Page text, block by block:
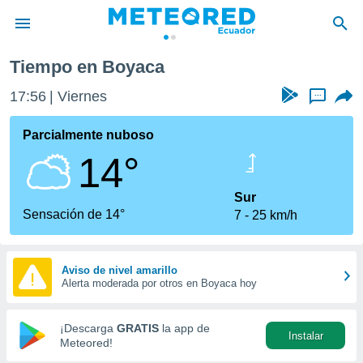
de
ha
que se
calidad.
a este
las
y
forma
digital
basada
Tiempo en Boyaca
17:56 Viernes ...
Parcialmente nuboso
14°
Sensación de 14°
Sur
7
25 km/h
Aviso de nivel amarillo
Alerta moderada por otros en Boyaca hoy
¡Descarga GRATIS la app de
Meteored!
Instalar